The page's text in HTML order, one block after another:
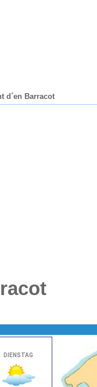
d´en Barracot